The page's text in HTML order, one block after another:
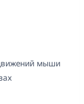
мыши